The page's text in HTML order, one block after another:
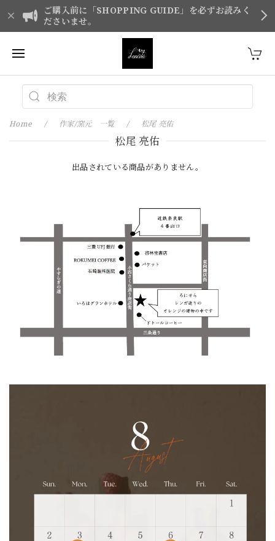
ご購入前に「SHOPPING GUIDE」を必ずお読みく
ださいませ。
Home 作家/窯元 一覧 松尾 亮佑
松尾 亮佑
出品されている商品がありません。